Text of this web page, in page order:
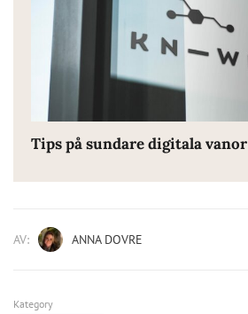
Tips på sundare digitala vanor
AV: ANNA DOVRE
Kategory